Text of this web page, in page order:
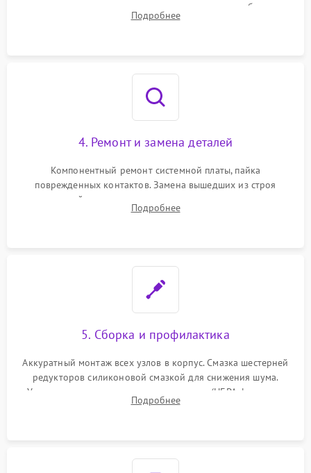
тестирование приводных моторов колес и турбины
всасывания. Оценка состояния оптических и инфракрасных
Подробнее
4. Ремонт и замена деталей
Компонентный ремонт системной платы, пайка
поврежденных контактов. Замена вышедших из строя
двигателей, изношенного аккумулятора, неисправного
лидара или помпы подачи воды. Восстановление шлейфов и
Подробнее
5. Сборка и профилактика
Аккуратный монтаж всех узлов в корпус. Смазка шестерней
редукторов силиконовой смазкой для снижения шума.
Установка новых расходных материалов (HEPA-фильтров,
микрофибры, щеток). Надежная фиксация разъемов и
Подробнее